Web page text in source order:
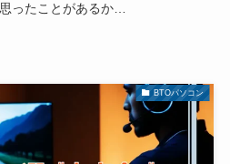
ったことがあるか…
BTOパソコン